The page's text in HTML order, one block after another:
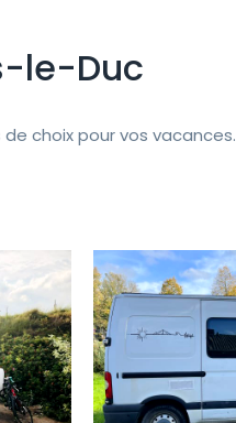
le-Duc
choix pour vos vacances.
Suivant Précédent